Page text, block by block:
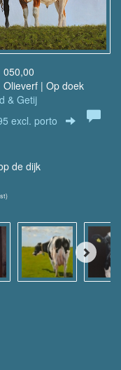
| Op doek
& Getij
excl. porto
de dijk